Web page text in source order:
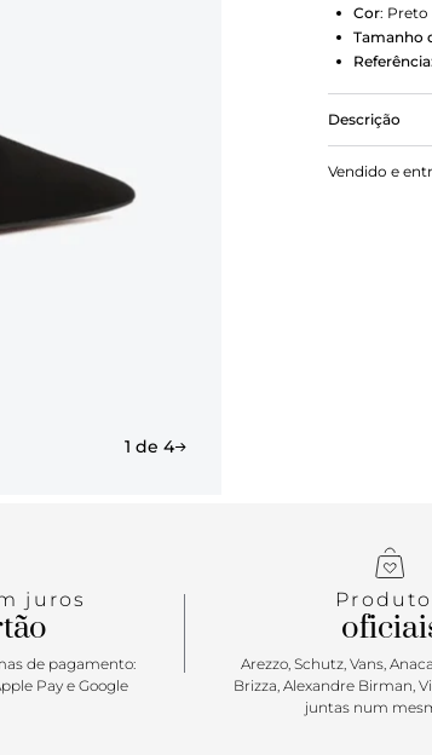
1 de 4
Cor: Preto
Tamanho
Referência:
Descrição
Scarpin
fino.
Vendido e
juros
de pagamento:
Pay e Google
Arezzo, Schutz, Vans,
Brizza, Alexandre Birman,
juntas num